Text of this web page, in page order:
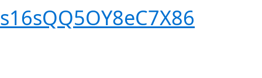
s16sQQ5OY8eC7X86